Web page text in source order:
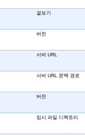
겉보기
버전
서버 URL
서버 URL 문맥 경로
버전
임시 파일 디렉토리